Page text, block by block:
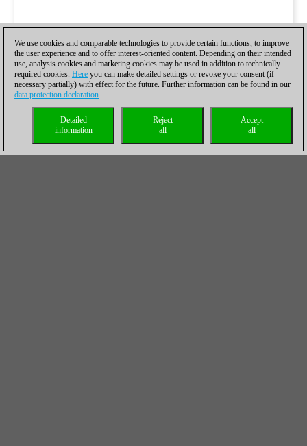
We use cookies and comparable technologies to provide certain functions, to improve
the user experience and to offer interest-oriented content. Depending on their intended
use, analysis cookies and marketing cookies may be used in addition to technically
required cookies. Here you can make detailed settings or revoke your consent (if
necessary partially) with effect for the future. Further information can be found in our
data protection declaration.
Accept
all
Reject
all
Detailed
information